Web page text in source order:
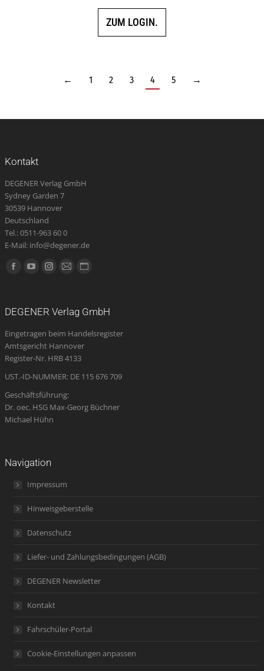
ZUM LOGIN.
← 1 2 3 4 5 →
Kontakt
DEGENER Verlag GmbH
Sydney Garden 7
30539 Hannover
Deutschland
Tel.: 0511-963 60 0
E-Mail: info@degener.de
Finden Sie uns auf:
Facebook
new
window
YouTube
new
window
Instagram
new
window
E-
opens
in
new
Website
new
DEGENER Verlag GmbH
Eingetragen beim Handelsregister
Amtsgericht Hannover
Register-Nr. HRB 4133
UST.-ID-NUMMER: DE 115 676 709
Geschäftsführung:
Dr. oec. HSG Max-Georg Büchner
Michael Hühn
Navigation
Impressum
Hinweisgeberstelle
Datenschutz
Liefer- und Zahlungsbedingungen (AGB)
DEGENER Newsletter
Kontakt
Fahrschüler-Portal
Cookie-Einstellungen anpassen